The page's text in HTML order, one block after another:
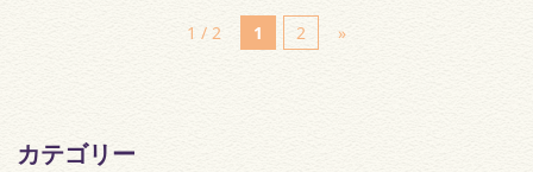
1 / 2 1 2 »
カテゴリー